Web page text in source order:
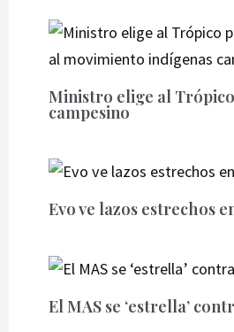
Ministro elige al
campesino
Evo ve lazos estrechos
El MAS se ‘estrella’